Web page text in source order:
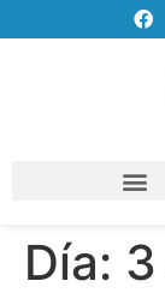
Día: